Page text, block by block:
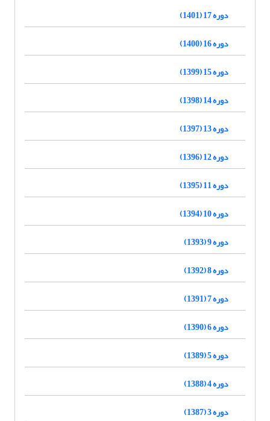
دوره 17 (1401)
دوره 16 (1400)
دوره 15 (1399)
دوره 14 (1398)
دوره 13 (1397)
دوره 12 (1396)
دوره 11 (1395)
دوره 10 (1394)
دوره 9 (1393)
دوره 8 (1392)
دوره 7 (1391)
دوره 6 (1390)
دوره 5 (1389)
دوره 4 (1388)
دوره 3 (1387)